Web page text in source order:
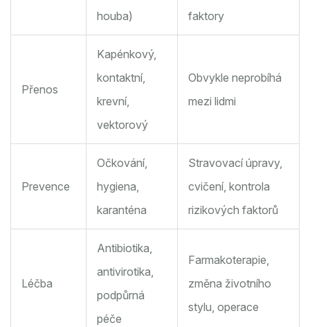
houba)
faktory
Přenos
Kapénkový,
kontaktní,
krevní,
vektorový
Obvykle neprobíhá
mezi lidmi
Prevence
Očkování,
hygiena,
karanténa
Stravovací úpravy,
cvičení, kontrola
rizikových faktorů
Léčba
Antibiotika,
antivirotika,
podpůrná
péče
Farmakoterapie,
změna životního
stylu, operace